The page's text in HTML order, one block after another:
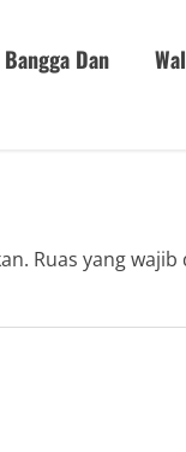
Dan
Ruas yang